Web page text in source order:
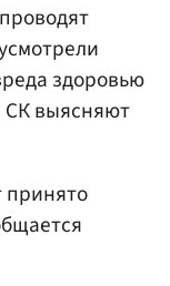
здоровью
СК выясняют
принято